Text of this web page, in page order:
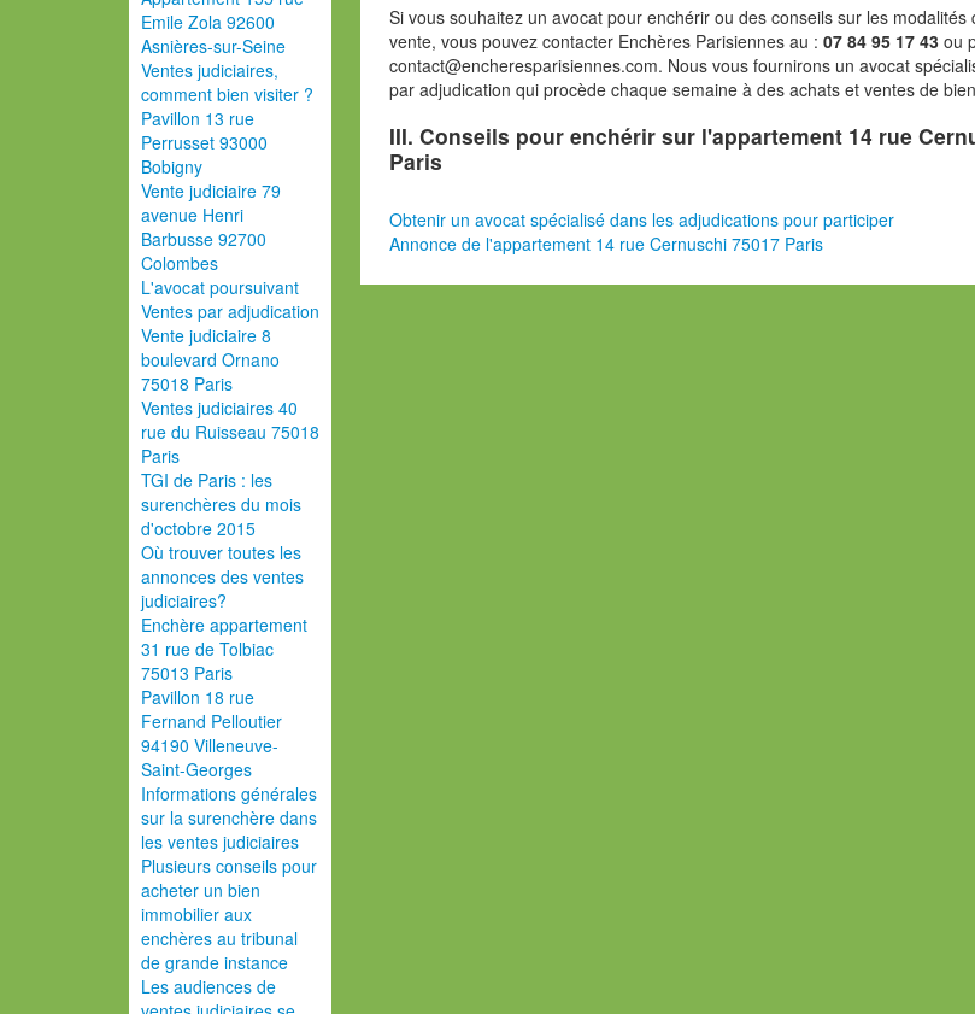
Emile Zola 92600
Asnières-sur-Seine
Ventes judiciaires,
comment bien visiter ?
Pavillon 13 rue
Perrusset 93000
Bobigny
Vente judiciaire 79
avenue Henri
Barbusse 92700
Colombes
L'avocat poursuivant
Ventes par adjudication
Vente judiciaire 8
boulevard Ornano
75018 Paris
Ventes judiciaires 40
rue du Ruisseau 75018
Paris
TGI de Paris : les
surenchères du mois
d'octobre 2015
Où trouver toutes les
annonces des ventes
judiciaires?
Enchère appartement
31 rue de Tolbiac
75013 Paris
Pavillon 18 rue
Fernand Pelloutier
94190 Villeneuve-
Saint-Georges
Informations générales
sur la surenchère dans
les ventes judiciaires
Plusieurs conseils pour
acheter un bien
immobilier aux
enchères au tribunal
de grande instance
Les audiences de
Si vous souhaitez un avocat pour enchérir ou des conseils sur les modalités
vente, vous pouvez contacter Enchères Parisiennes au :07 84 95 17 43ou
contact@encheresparisiennes.com. Nous vous fournirons un avocat
par adjudication qui procède chaque semaine à des achats et ventes de
III. Conseils pour enchérir sur l'appartement 14 rue
Paris
Obtenir un avocat spécialisé dans les adjudications pour participer
Annonce de l'appartement 14 rue Cernuschi 75017 Paris